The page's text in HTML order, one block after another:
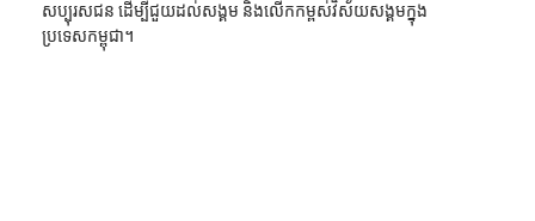
សប្បុរសជន ដើម្បីជួយដល់សង្គម និងលើកកម្ពស់វិស័យសង្គមក្នុង
ប្រទេសកម្ពុជា។